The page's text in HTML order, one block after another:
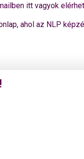
itt vagyok
ahol az NLP